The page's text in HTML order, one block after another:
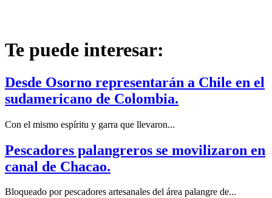
Te puede interesar:
Desde Osorno representarán a Chile en el
sudamericano de Colombia.
Con el mismo espíritu y garra que llevaron...
Pescadores palangreros se movilizaron en
canal de Chacao.
Bloqueado por pescadores artesanales del área palangre de...